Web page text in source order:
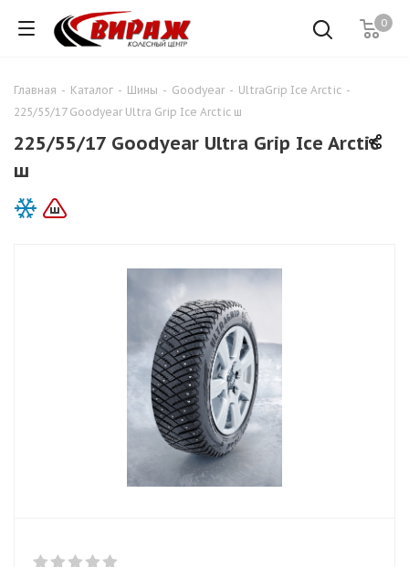
0
Главная - Каталог - Шины - Goodyear - UltraGrip Ice Arctic -
225/55/17 Goodyear Ultra Grip Ice Arctic ш
225/55/17 Goodyear Ultra Grip Ice Arctic
ш